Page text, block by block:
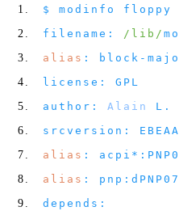
$ modinfo floppy
filename : /lib/
alias : block -
license :
GPL
author : Alain L .
srcversion :
alias : acpi *:
alias : pnp :
depends :